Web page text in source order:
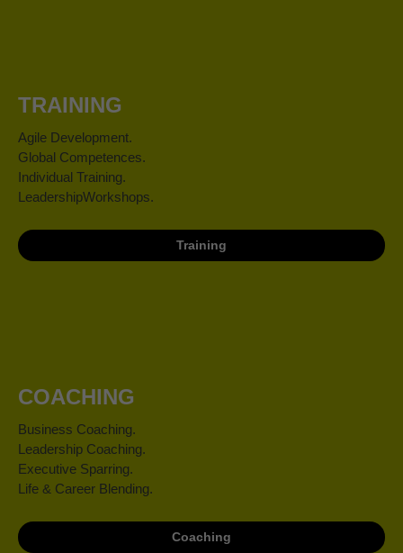
TRAINING
Agile Development.
Global Competences.
Individual Training.
LeadershipWorkshops.
Training
COACHING
Business Coaching.
Leadership Coaching.
Executive Sparring.
Life & Career Blending.
Coaching